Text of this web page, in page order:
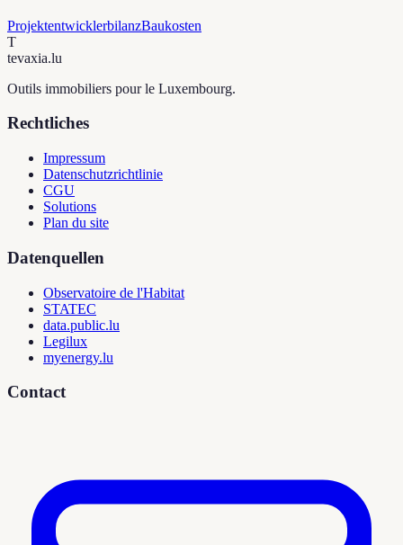
ProjektentwicklerbilanzBaukosten
T
tevaxia.lu
Outils immobiliers pour le Luxembourg.
Rechtliches
Impressum
Datenschutzrichtlinie
CGU
Solutions
Plan du site
Datenquellen
Observatoire de l'Habitat
STATEC
data.public.lu
Legilux
myenergy.lu
Contact